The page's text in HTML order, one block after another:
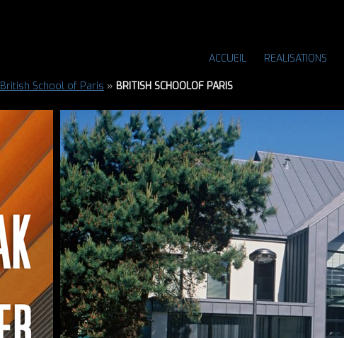
ACCUEIL REALISATIONS
British School of Paris » BRITISH SCHOOLOF PARIS